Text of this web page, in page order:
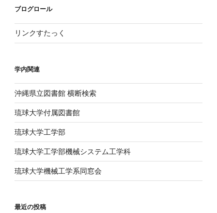
ブログロール
リンクすたっく
学内関連
沖縄県立図書館 横断検索
琉球大学付属図書館
琉球大学工学部
琉球大学工学部機械システム工学科
琉球大学機械工学系同窓会
最近の投稿